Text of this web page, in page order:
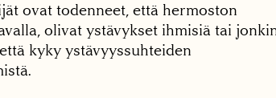
ovat todenneet, että hermoston
olivat ystävykset ihmisiä tai
kyky ystävyyssuhteiden